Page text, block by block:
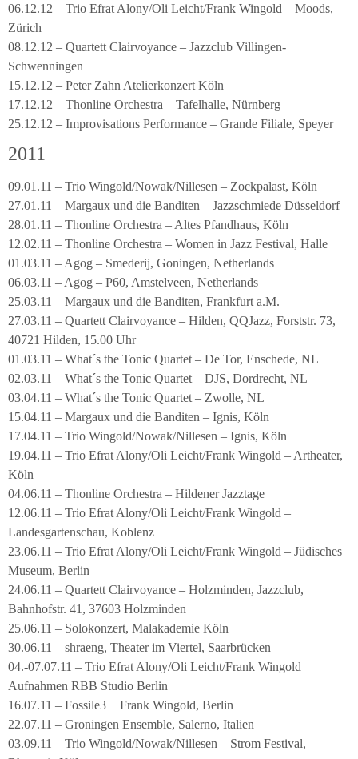
06.12.12 – Trio Efrat Alony/Oli Leicht/Frank Wingold – Moods,
Zürich
08.12.12 – Quartett Clairvoyance – Jazzclub Villingen-
Schwenningen
15.12.12 – Peter Zahn Atelierkonzert Köln
17.12.12 – Thonline Orchestra – Tafelhalle, Nürnberg
25.12.12 – Improvisations Performance – Grande Filiale, Speyer
2011
09.01.11 – Trio Wingold/Nowak/Nillesen – Zockpalast, Köln
27.01.11 – Margaux und die Banditen – Jazzschmiede Düsseldorf
28.01.11 – Thonline Orchestra – Altes Pfandhaus, Köln
12.02.11 – Thonline Orchestra – Women in Jazz Festival, Halle
01.03.11 – Agog – Smederij, Goningen, Netherlands
06.03.11 – Agog – P60, Amstelveen, Netherlands
25.03.11 – Margaux und die Banditen, Frankfurt a.M.
27.03.11 – Quartett Clairvoyance – Hilden, QQJazz, Forststr. 73,
40721 Hilden, 15.00 Uhr
01.03.11 – What´s the Tonic Quartet – De Tor, Enschede, NL
02.03.11 – What´s the Tonic Quartet – DJS, Dordrecht, NL
03.04.11 – What´s the Tonic Quartet – Zwolle, NL
15.04.11 – Margaux und die Banditen – Ignis, Köln
17.04.11 – Trio Wingold/Nowak/Nillesen – Ignis, Köln
19.04.11 – Trio Efrat Alony/Oli Leicht/Frank Wingold – Artheater,
Köln
04.06.11 – Thonline Orchestra – Hildener Jazztage
12.06.11 – Trio Efrat Alony/Oli Leicht/Frank Wingold –
Landesgartenschau, Koblenz
23.06.11 – Trio Efrat Alony/Oli Leicht/Frank Wingold – Jüdisches
Museum, Berlin
24.06.11 – Quartett Clairvoyance – Holzminden, Jazzclub,
Bahnhofstr. 41, 37603 Holzminden
25.06.11 – Solokonzert, Malakademie Köln
30.06.11 – shraeng, Theater im Viertel, Saarbrücken
04.-07.07.11 – Trio Efrat Alony/Oli Leicht/Frank Wingold
Aufnahmen RBB Studio Berlin
16.07.11 – Fossile3 + Frank Wingold, Berlin
22.07.11 – Groningen Ensemble, Salerno, Italien
03.09.11 – Trio Wingold/Nowak/Nillesen – Strom Festival,